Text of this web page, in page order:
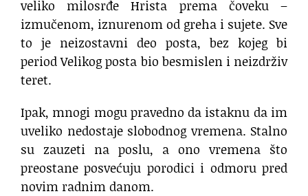
veliko milosrđe Hrista prema čoveku –
izmučenom, iznurenom od greha i sujete. Sve
to je neizostavni deo posta, bez kojeg bi
period Velikog posta bio besmislen i neizdrživ
teret.
Ipak, mnogi mogu pravedno da istaknu da im
uveliko nedostaje slobodnog vremena. Stalno
su zauzeti na poslu, a ono vremena što
preostane posvećuju porodici i odmoru pred
novim radnim danom.